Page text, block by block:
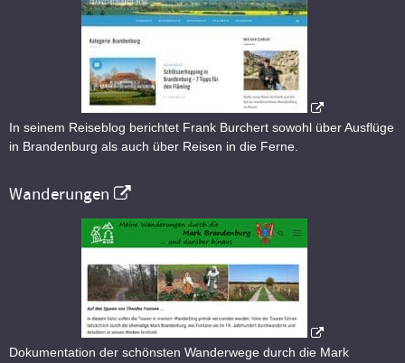
In seinem Reiseblog berichtet Frank Burchert sowohl über Ausflüge
in Brandenburg als auch über Reisen in die Ferne.
Wanderungen
Dokumentation der schönsten Wanderwege durch die Mark